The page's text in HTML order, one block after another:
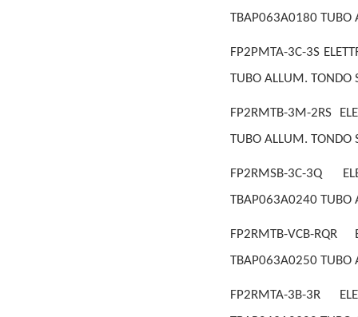
TBAP063A0180 TUBO
FP2PMTA-3C-3S
TUBO ALLUM. TONDO
FP2RMTB-3M-2RS
TUBO ALLUM. TONDO
FP2RMSB-3C-3Q
TBAP063A0240 TUBO
FP2RMTB-VCB-
TBAP063A0250 TUBO
FP2RMTA-3B-3R